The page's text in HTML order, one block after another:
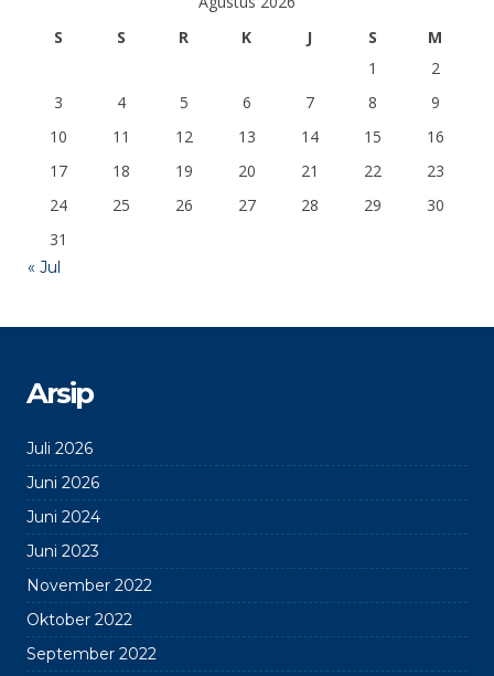
S
S R K J S
M
1
2
3
4 5 6 7 8
9
10
11 12 13 14 15
16
17
18 19 20 21 22
23
24
25 26 27 28 29
30
31
« Jul
Arsip
Juli 2026
Juni 2026
Juni 2024
Juni 2023
November 2022
Oktober 2022
September 2022